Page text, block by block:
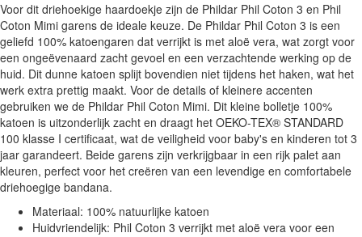
Voor dit driehoekige haardoekje zijn de Phildar Phil Coton 3 en Phil
Coton Mimi garens de ideale keuze. De Phildar Phil Coton 3 is een
geliefd 100% katoengaren dat verrijkt is met aloë vera, wat zorgt voor
een ongeëvenaard zacht gevoel en een verzachtende werking op de
huid. Dit dunne katoen splijt bovendien niet tijdens het haken, wat het
werk extra prettig maakt. Voor de details of kleinere accenten
gebruiken we de Phildar Phil Coton Mimi. Dit kleine bolletje 100%
katoen is uitzonderlijk zacht en draagt het OEKO-TEX® STANDARD
100 klasse I certificaat, wat de veiligheid voor baby's en kinderen tot 3
jaar garandeert. Beide garens zijn verkrijgbaar in een rijk palet aan
kleuren, perfect voor het creëren van een levendige en comfortabele
driehoegige bandana.
Materiaal: 100% natuurlijke katoen
Huidvriendelijk: Phil Coton 3 verrijkt met aloë vera voor een